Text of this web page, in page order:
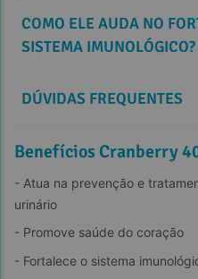
COMO ELE AUDA NO
SISTEMA IMUNOLÓGICO?
DÚVIDAS FREQUENTES
Benefícios Cranberry
- Atua na prevenção e
urinário
- Promove saúde do coração
- Fortalece o sistema